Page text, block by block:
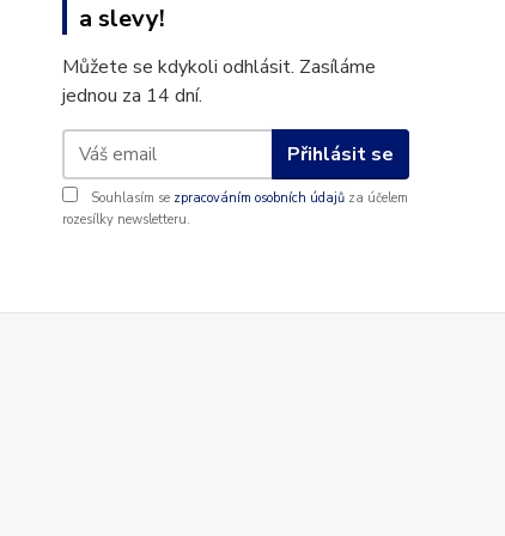
a slevy!
Můžete se kdykoli odhlásit. Zasíláme
jednou za 14 dní.
Přihlásit se
Souhlasím se zpracováním osobních údajů za účelem
rozesílky newsletteru.